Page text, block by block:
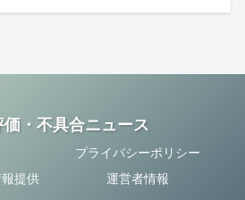
価・不具合ニュース
プライバシーポリシー
提供
運営者情報